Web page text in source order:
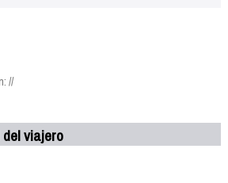
//
viajero